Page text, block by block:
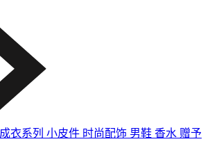
衣系列 小皮件 时尚配饰 男鞋 香水 赠予